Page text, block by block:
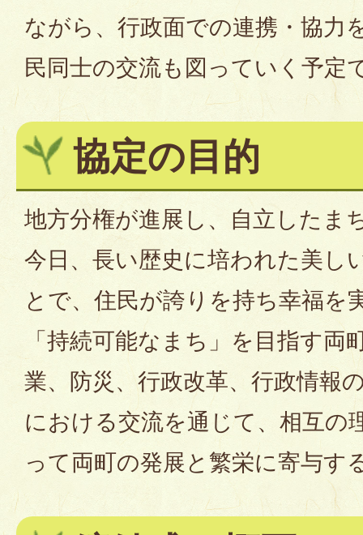
ながら、行政面での連携・協力
民同士の交流も図っていく予定
協定の目的
地方分権が進展し、自立したま
今日、長い歴史に培われた美し
とで、住民が誇りを持ち幸福を
「持続可能なまち」を目指す両
業、防災、行政改革、行政情報
における交流を通じて、相互の
って両町の発展と繁栄に寄与す